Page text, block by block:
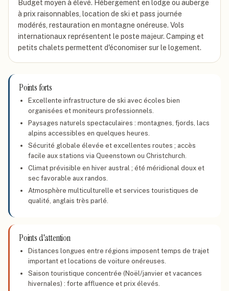
Budget moyen à élevé. Hébergement en lodge ou auberge
à prix raisonnables, location de ski et pass journée
modérés, restauration en montagne onéreuse. Vols
internationaux représentent le poste majeur. Camping et
petits chalets permettent d'économiser sur le logement.
Points forts
Excellente infrastructure de ski avec écoles bien
organisées et moniteurs professionnels.
Paysages naturels spectaculaires : montagnes, fjords, lacs
alpins accessibles en quelques heures.
Sécurité globale élevée et excellentes routes ; accès
facile aux stations via Queenstown ou Christchurch.
Climat prévisible en hiver austral ; été méridional doux et
sec favorable aux randos.
Atmosphère multiculturelle et services touristiques de
qualité, anglais très parlé.
Points d'attention
Distances longues entre régions imposent temps de trajet
important et locations de voiture onéreuses.
Saison touristique concentrée (Noël/janvier et vacances
hivernales) : forte affluence et prix élevés.